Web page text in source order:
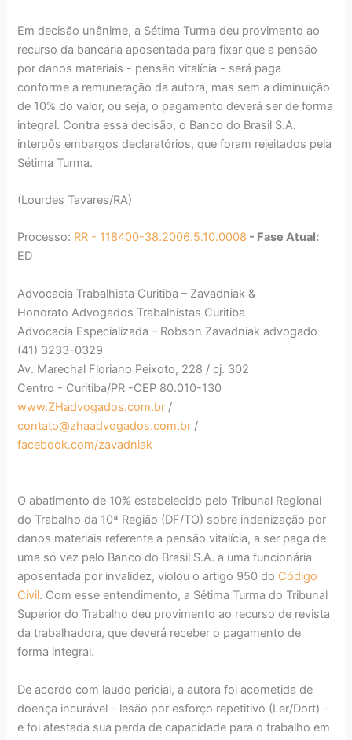
Em decisão unânime, a Sétima Turma deu provimento ao
recurso da bancária aposentada para fixar que a pensão
por danos materiais - pensão vitalícia - será paga
conforme a remuneração da autora, mas sem a diminuição
de 10% do valor, ou seja, o pagamento deverá ser de forma
integral. Contra essa decisão, o Banco do Brasil S.A.
interpôs embargos declaratórios, que foram rejeitados pela
Sétima Turma.
(Lourdes Tavares/RA)
Processo: RR - 118400-38.2006.5.10.0008 - Fase Atual:
ED
Advocacia Trabalhista Curitiba – Zavadniak &
Honorato Advogados Trabalhistas Curitiba
Advocacia Especializada – Robson Zavadniak advogado
(41) 3233-0329
Av. Marechal Floriano Peixoto, 228 / cj. 302
Centro - Curitiba/PR -CEP 80.010-130
www.ZHadvogados.com.br /
contato@zhaadvogados.com.br /
facebook.com/zavadniak
O abatimento de 10% estabelecido pelo Tribunal Regional
do Trabalho da 10ª Região (DF/TO) sobre indenização por
danos materiais referente a pensão vitalícia, a ser paga de
uma só vez pelo Banco do Brasil S.A. a uma funcionária
aposentada por invalidez, violou o artigo 950 do Código
Civil. Com esse entendimento, a Sétima Turma do Tribunal
Superior do Trabalho deu provimento ao recurso de revista
da trabalhadora, que deverá receber o pagamento de
forma integral.
De acordo com laudo pericial, a autora foi acometida de
doença incurável – lesão por esforço repetitivo (Ler/Dort) –
e foi atestada sua perda de capacidade para o trabalho em